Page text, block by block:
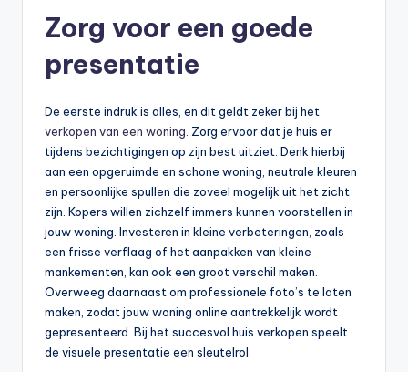
Zorg voor een goede
presentatie
De eerste indruk is alles, en dit geldt zeker bij het
verkopen van een woning. Zorg ervoor dat je huis er
tijdens bezichtigingen op zijn best uitziet. Denk hierbij
aan een opgeruimde en schone woning, neutrale kleuren
en persoonlijke spullen die zoveel mogelijk uit het zicht
zijn. Kopers willen zichzelf immers kunnen voorstellen in
jouw woning. Investeren in kleine verbeteringen, zoals
een frisse verflaag of het aanpakken van kleine
mankementen, kan ook een groot verschil maken.
Overweeg daarnaast om professionele foto’s te laten
maken, zodat jouw woning online aantrekkelijk wordt
gepresenteerd. Bij het succesvol huis verkopen speelt
de visuele presentatie een sleutelrol.